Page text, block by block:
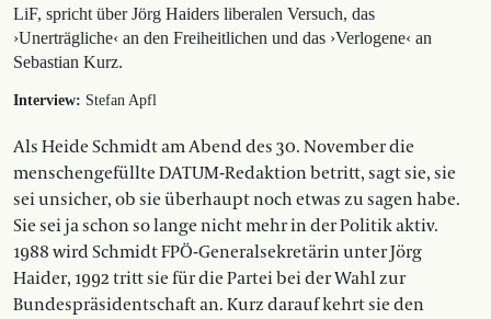
LiF, spricht über Jörg Haiders liberalen Versuch, das
›Unerträgliche‹ an den Freiheitlichen und das ›Verlogene‹ an
Sebastian Kurz.
Interview: Stefan Apfl
Als Heide Schmidt am Abend des 30. November die
menschengefüllte DATUM-Redaktion betritt, sagt sie, sie
sei unsicher, ob sie überhaupt noch etwas zu sagen habe.
Sie sei ja schon so lange nicht mehr in der Politik aktiv.
1988 wird Schmidt FPÖ-Generalsekretärin unter Jörg
Haider, 1992 tritt sie für die Partei bei der Wahl zur
Bundespräsidentschaft an. Kurz darauf kehrt sie den